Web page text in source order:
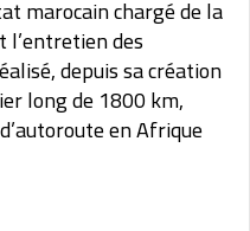
marocain chargé de la
des
depuis sa création
long de 1800 km,
en Afrique